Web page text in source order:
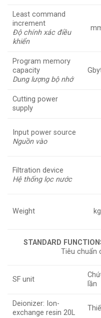
Least command
increment
Độ chính xác điều
khiển
Program memory
capacity
Dung lượng bộ nhớ
Cutting power
supply
Input power source
Nguồn vào
Filtration device
Hệ thống lọc nước
Weight kg
STANDARD
Tiêu chuẩn
SF unit
lần
Deionizer: Ion-
exchange resin 20L